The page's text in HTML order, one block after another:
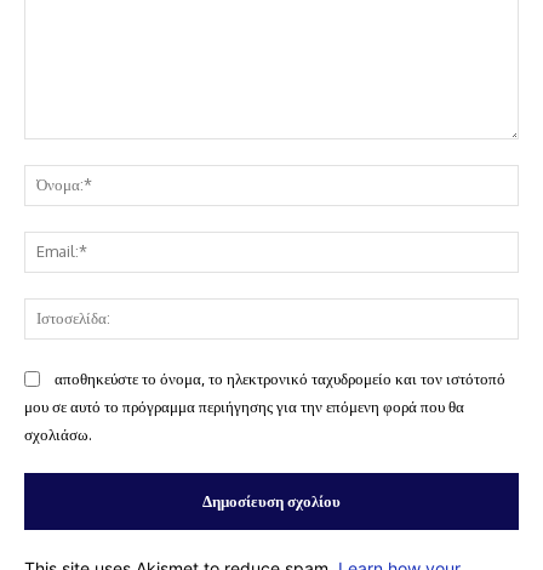
αποθηκεύστε το όνομα, το ηλεκτρονικό ταχυδρομείο και τον ιστότοπό
μου σε αυτό το πρόγραμμα περιήγησης για την επόμενη φορά που θα
σχολιάσω.